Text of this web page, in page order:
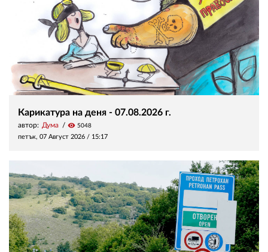
Карикатура на деня - 07.08.2026 г.
автор: Дума visibility 5048
петък, 07 Август 2026 / 15:17